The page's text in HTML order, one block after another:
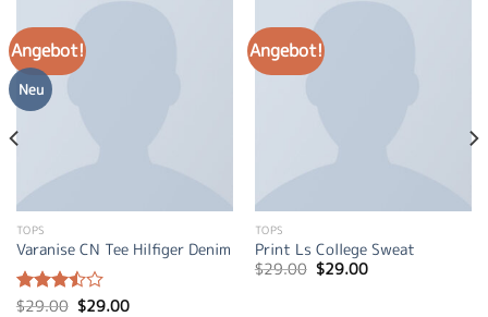
Angebot!
Neu
TOPS
Varanise CN Tee Hilfiger Denim
Bewertet
$29.00 Ursprünglicher
$29.00Aktueller
Angebot!
TOPS
Print Ls College Sweat
$29.00 Ursprünglicher
Preis
$29.00Aktueller